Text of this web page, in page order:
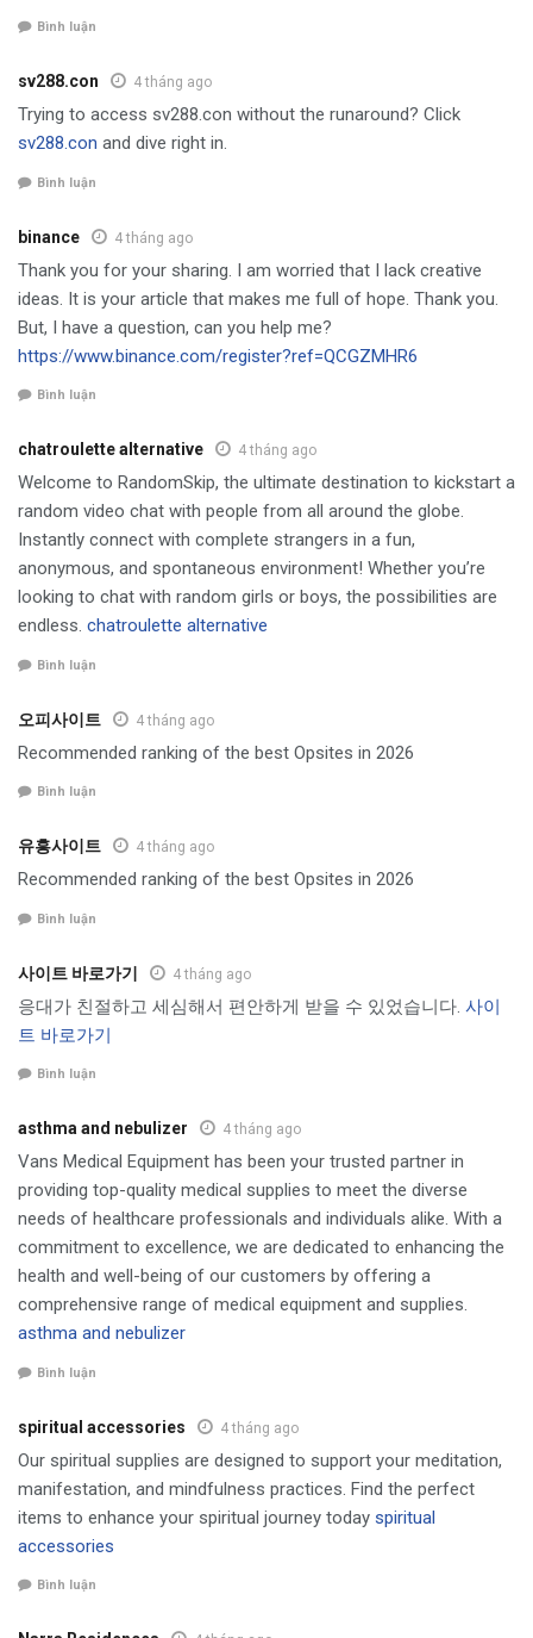
Bình luận
sv288.con 4 tháng ago
Trying to access sv288.con without the runaround? Click
sv288.con and dive right in.
Bình luận
binance 4 tháng ago
Thank you for your sharing. I am worried that I lack creative
ideas. It is your article that makes me full of hope. Thank you.
But, I have a question, can you help me?
https://www.binance.com/register?ref=QCGZMHR6
Bình luận
chatroulette alternative 4 tháng ago
Welcome to RandomSkip, the ultimate destination to kickstart a
random video chat with people from all around the globe.
Instantly connect with complete strangers in a fun,
anonymous, and spontaneous environment! Whether you’re
looking to chat with random girls or boys, the possibilities are
endless. chatroulette alternative
Bình luận
오피사이트 4 tháng ago
Recommended ranking of the best Opsites in 2026
Bình luận
유흥사이트 4 tháng ago
Recommended ranking of the best Opsites in 2026
Bình luận
사이트 바로가기 4 tháng ago
응대가 친절하고 세심해서 편안하게 받을 수 있었습니다. 사이
트 바로가기
Bình luận
asthma and nebulizer 4 tháng ago
Vans Medical Equipment has been your trusted partner in
providing top-quality medical supplies to meet the diverse
needs of healthcare professionals and individuals alike. With a
commitment to excellence, we are dedicated to enhancing the
health and well-being of our customers by offering a
comprehensive range of medical equipment and supplies.
asthma and nebulizer
Bình luận
spiritual accessories 4 tháng ago
Our spiritual supplies are designed to support your meditation,
manifestation, and mindfulness practices. Find the perfect
items to enhance your spiritual journey today spiritual
accessories
Bình luận